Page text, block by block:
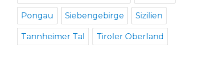
Pongau Siebengebirge Sizilien
Tannheimer Tal Tiroler Oberland